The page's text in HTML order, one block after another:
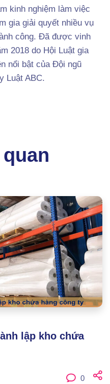
kinh nghiệm làm việc
gia giải quyết nhiều vụ
công. Đã được vinh
2018 do Hội Luật gia
nổi bật của Đội ngũ
Luật ABC.
lập kho chứa
0